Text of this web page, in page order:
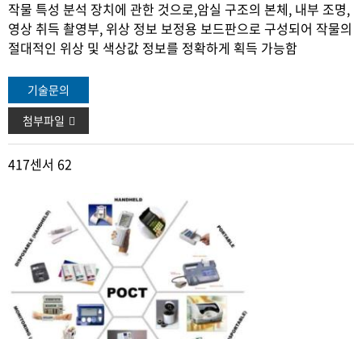
작물 특성 분석 장치에 관한 것으로,암실 구조의 본체, 내부 조명,
영상 취득 촬영부, 위상 정보 보정용 보드판으로 구성되어 작물의
절대적인 위상 및 색상값 정보를 정확하게 획득 가능함
기술문의
첨부파일
417센서 62